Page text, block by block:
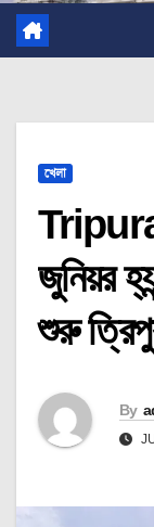
খেলা
জুনিয়র
শুরু
By